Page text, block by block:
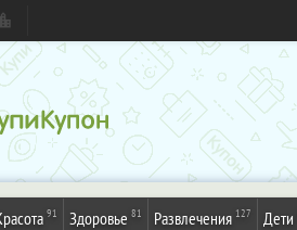
91 Здоровье 81 Развлечения 127 Дети